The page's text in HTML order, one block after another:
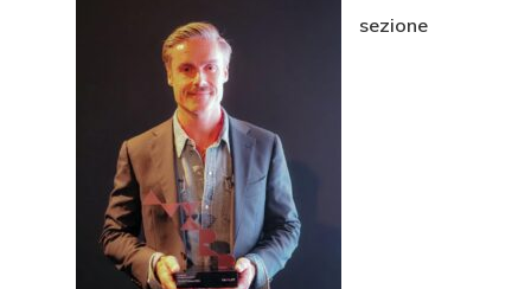
sezione